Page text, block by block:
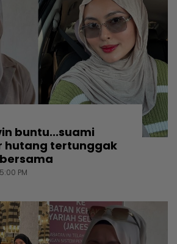
buntu...suami
hutang tertunggak
PM